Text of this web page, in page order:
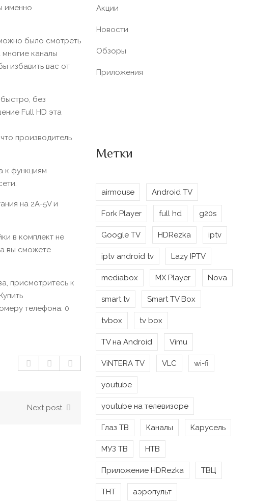
именно
было смотреть
каналы
избавить вас от
без
Full HD эта
производитель
к функциям
на 2A-5V и
в комплект не
вы сможете
присмотритесь к
телефона: 0
Next post
Акции
Новости
Обзоры
Приложения
Метки
airmouse Android TV
Fork Player full hd g20s
Google TV HDRezka iptv
iptv android tv Lazy IPTV
mediabox MX Player Nova
smart tv Smart TV Box
tvbox tv box
TV на Android Vimu
ViNTERA TV VLC wi-fi
youtube
youtube на телевизоре
Глаз ТВ Каналы Карусель
МУЗ ТВ НТВ
Приложение HDRezka ТВЦ
ТНТ аэропульт